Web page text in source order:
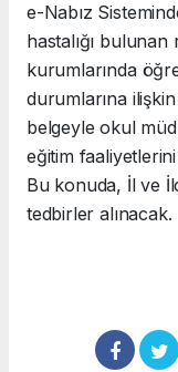
e-Nabız
hastalığı
kurumlarında
durumlarına
belgeyle okul
eğitim
Bu konuda, İl ve
tedbirler alınacak.